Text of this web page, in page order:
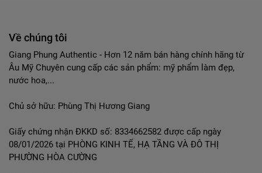
Về chúng tôi
Giang Phung Authentic - Hơn 12 năm bán hàng chính hãng từ
Âu Mỹ Chuyên cung cấp các sản phẩm: mỹ phẩm làm đẹp,
nước hoa,...
Chủ sở hữu: Phùng Thị Hương Giang
Giấy chứng nhận ĐKKD số: 8334662582 được cấp ngày
08/01/2026 tại PHÒNG KINH TẾ, HẠ TẦNG VÀ ĐÔ THỊ
PHƯỜNG HÒA CƯỜNG